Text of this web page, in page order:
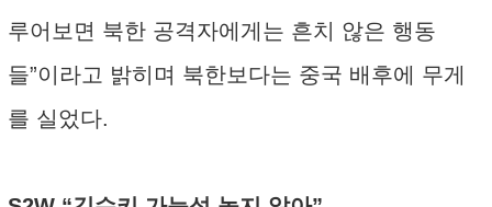
루어보면 북한 공격자에게는 흔치 않은 행동
들”이라고 밝히며 북한보다는 중국 배후에 무게
를 실었다.